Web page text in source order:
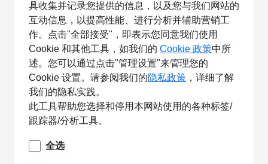
具收集并记录您提供的信息，以及您与我们网站的
互动信息，以提高性能、进行分析并辅助营销工
作。点击"全部接受"，即表示您同意我们使用
Cookie 和其他工具，如我们的 Cookie 政策中所
述。您可以通过点击"管理设置"来管理您的
Cookie 设置。请参阅我们的隐私政策 ，详细了解
我们的隐私实践。
此工具帮助您选择和停用本网站使用的各种标签/
跟踪器/分析工具。
全选